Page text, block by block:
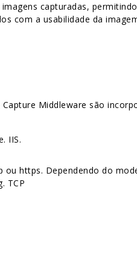
capturadas,
com a usabilidade da
Middleware são
IIS.
https. Dependendo do
TCP